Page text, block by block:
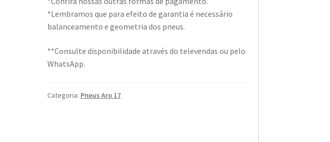
*Lembramos que para efeito de garantia é necessário
balanceamento e geometria dos pneus.
**Consulte disponibilidade através do televendas ou pelo
WhatsApp.
Categoria: Pneus Aro 17